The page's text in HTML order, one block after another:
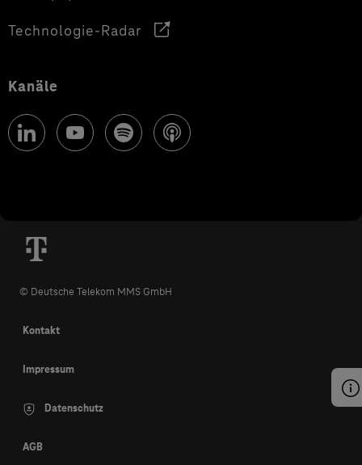
Technologie-Radar
Kanäle
© Deutsche Telekom MMS GmbH
Kontakt
Impressum
Datenschutz
AGB